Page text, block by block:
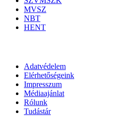
MVSZ
NBT
HENT
Adatvédelem
Elérhetőségeink
Impresszum
Médiaajánlat
Rólunk
Tudástár